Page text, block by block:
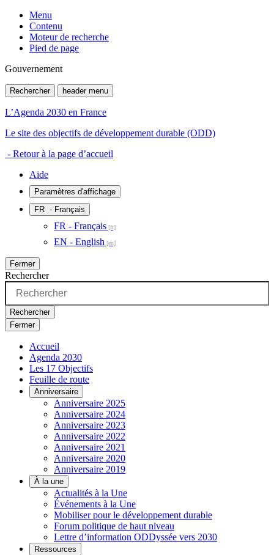
Menu
Contenu
Moteur de recherche
Pied de page
Gouvernement
Rechercher header menu
L’Agenda 2030 en France
Le site des objectifs de développement durable (ODD)
- Retour à la page d’accueil
Aide
Paramètres d'affichage
FR - Français
FR - Français
EN - English
Fermer
Rechercher
Rechercher
Fermer
Accueil
Agenda 2030
Les 17 Objectifs
Feuille de route
Anniversaire
Anniversaire 2025
Anniversaire 2024
Anniversaire 2023
Anniversaire 2022
Anniversaire 2021
Anniversaire 2020
Anniversaire 2019
À la une
Actualités à la Une
Événements à la Une
Mobiliser pour le développement durable
Forum politique de haut niveau
Lettre d’information ODDyssée vers 2030
Ressources